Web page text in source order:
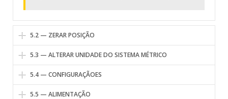
5.2 — ZERAR POSIÇÃO
5.3 — ALTERAR UNIDADE DO SISTEMA MÉTRICO
5.4 — CONFIGURAÇÃOES
5.5 — ALIMENTAÇÃO